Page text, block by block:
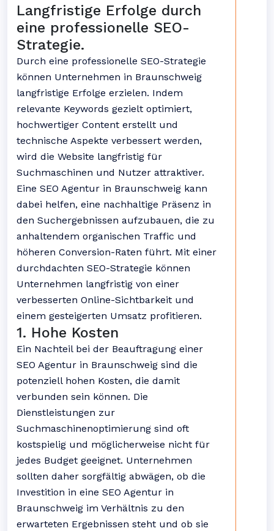
Langfristige Erfolge durch
eine professionelle SEO-
Strategie.
Durch eine professionelle SEO-Strategie
können Unternehmen in Braunschweig
langfristige Erfolge erzielen. Indem
relevante Keywords gezielt optimiert,
hochwertiger Content erstellt und
technische Aspekte verbessert werden,
wird die Website langfristig für
Suchmaschinen und Nutzer attraktiver.
Eine SEO Agentur in Braunschweig kann
dabei helfen, eine nachhaltige Präsenz in
den Suchergebnissen aufzubauen, die zu
anhaltendem organischen Traffic und
höheren Conversion-Raten führt. Mit einer
durchdachten SEO-Strategie können
Unternehmen langfristig von einer
verbesserten Online-Sichtbarkeit und
einem gesteigerten Umsatz profitieren.
1. Hohe Kosten
Ein Nachteil bei der Beauftragung einer
SEO Agentur in Braunschweig sind die
potenziell hohen Kosten, die damit
verbunden sein können. Die
Dienstleistungen zur
Suchmaschinenoptimierung sind oft
kostspielig und möglicherweise nicht für
jedes Budget geeignet. Unternehmen
sollten daher sorgfältig abwägen, ob die
Investition in eine SEO Agentur in
Braunschweig im Verhältnis zu den
erwarteten Ergebnissen steht und ob sie